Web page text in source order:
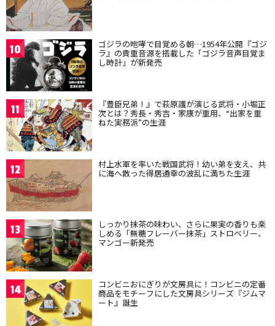
10 ゴジラの咆哮で目覚める朝…1954年公開『ゴジ
ラ』の貴重音源を搭載した「ゴジラ音声目覚ま
し時計」が新発売
11 『豊臣兄弟！』で萩原護が演じる武将・小堀正
次とは？秀長・秀吉・家康が重用、“出家を重
ねた実務派”の生涯
12 村上水軍を率いた戦国武将！幼い弟を支え、共
に海へ散った得居通幸の波乱に満ちた生涯
13 しっかり抹茶の味わい、さらに果実の香りも楽
しめる「無糖フレーバー抹茶」ストロベリー、
マンゴー新発売
14 コンビニおにぎりが文房具に！コンビニの定番
商品をモチーフにした文房具シリーズ『ジムマ
ート』誕生